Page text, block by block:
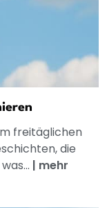
freitäglichen
die
| mehr